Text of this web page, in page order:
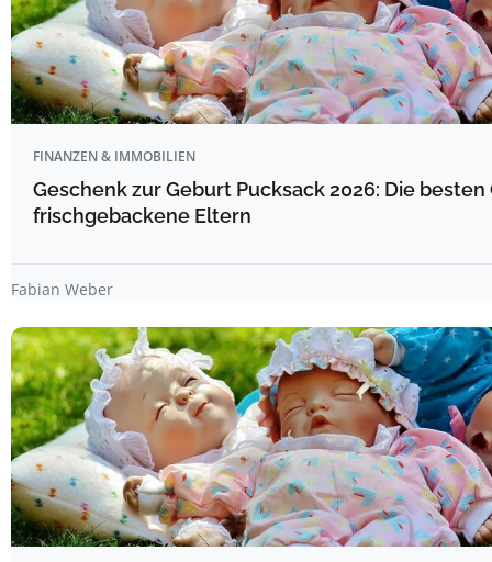
FINANZEN & IMMOBILIEN
Geschenk zur Geburt Pucksack 2026: Die
frischgebackene Eltern
Fabian Weber